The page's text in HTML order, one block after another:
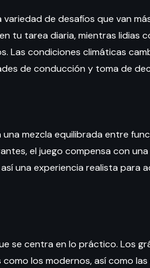
de desafíos que van
tu tarea diaria, mientras lidias
Las condiciones climáticas
de conducción y toma de
mezcla equilibrada entre
el juego compensa con
una experiencia realista para
se centra en lo práctico. Los
los modernos, así como